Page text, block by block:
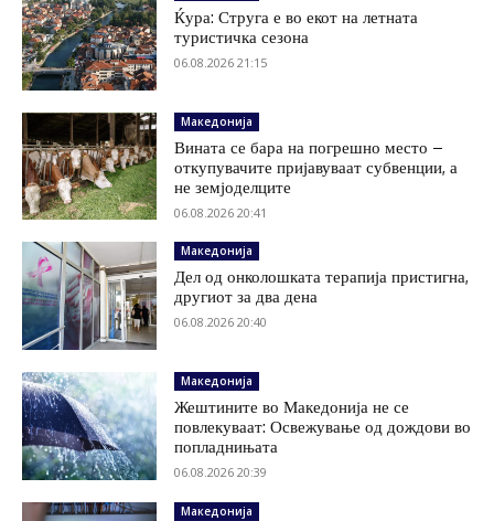
Ќура: Струга е во екот на летната
туристичка сезона
06.08.2026 21:15
Македонија
Вината се бара на погрешно место –
откупувачите пријавуваат субвенции, а
не земјоделците
06.08.2026 20:41
Македонија
Дел од онколошката терапија пристигна,
другиот за два дена
06.08.2026 20:40
Македонија
Жештините во Македонија не се
повлекуваат: Освежување од дождови во
попладнињата
06.08.2026 20:39
Македонија